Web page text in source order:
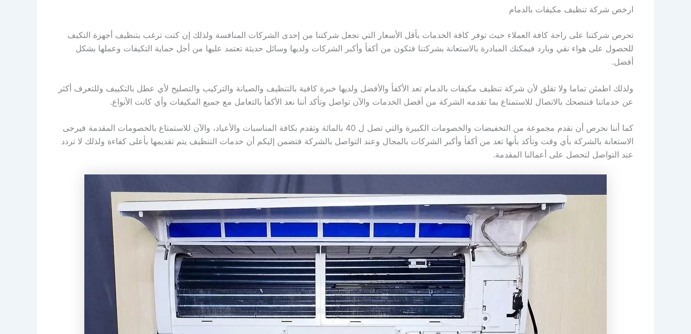
ارخص شركة تنظيف مكيفات بالدمام
تحرص شركتنا على راحة كافة العملاء حيث توفر كافة الخدمات بأقل الأسعار التي تجعل شركتنا من إحدى الشركات المنافسة ولذلك إن كنت ترغب بتنظيف أجهزة التكيف
للحصول على هواء نقي وبارد فيمكنك المبادرة بالاستعانة بشركتنا فتكون من أكفأ وأكبر الشركات ولديها وسائل حديثة تعتمد عليها من أجل حماية التكيفات وعملها بشكل
أفضل.
ولذلك اطمئن تماما ولا تقلق لأن شركة تنظيف مكيفات بالدمام تعد الأكفأ والأفضل ولديها خبرة كافية بالتنظيف والصيانة والتركيب والتصليح لأي عطل بالتكييف وللتعرف أكثر
عن خدماتنا فننصحك بالاتصال للاستمتاع بما تقدمه الشركة من أفضل الخدمات والآن تواصل وتأكد أننا نعد الأكفأ بالتعامل مع جميع المكيفات وأي كانت الأنواع.
كما أننا نحرص أن نقدم مجموعة من التخفيضات والخصومات الكبيرة والتي تصل ل 40 بالمائة وتقدم بكافة المناسبات والأعياد، والآن للاستمتاع بالخصومات المقدمة فيرجى
الاستعانة بالشركة بأي وقت وتأكد بأنها تعد من أكفأ وأكبر الشركات بالمجال وعند التواصل بالشركة فتضمن إليكم أن خدمات التنظيف يتم تقديمها بأعلى كفاءة ولذلك لا تردد
عند التواصل لتحصل على أعمالنا المقدمة.